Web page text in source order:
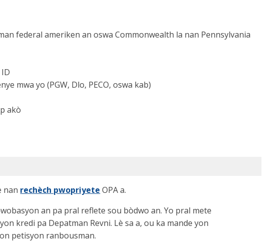
federal ameriken an oswa Commonwealth la nan Pennsylvania
mwa yo (PGW, Dlo, PECO, oswa kab)
akò
nan rechèch pwopriyete OPA a.
an pa pral reflete sou bòdwo an. Yo pral mete
kredi pa Depatman Revni. Lè sa a, ou ka mande yon
petisyon ranbousman.